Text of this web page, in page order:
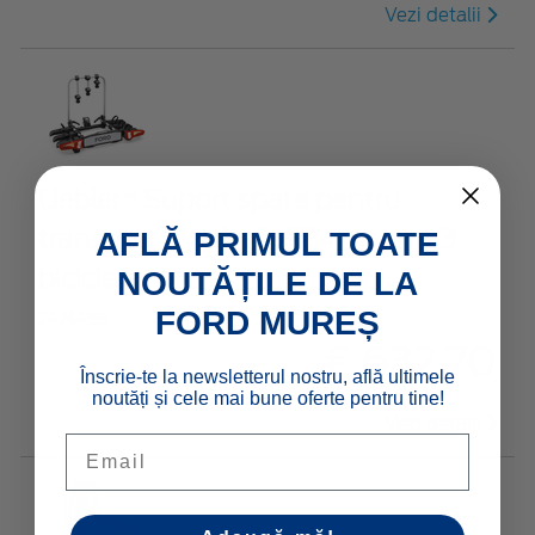
Vezi detalii
transport bicicletă , F34, pentru 3
biciclete
€ 632,70
AFLĂ PRIMUL TOATE
NOUTĂȚILE DE LA
FORD MUREȘ
Înscrie-te la newsletterul nostru, află ultimele
noutăți și cele mai bune oferte pentru tine!